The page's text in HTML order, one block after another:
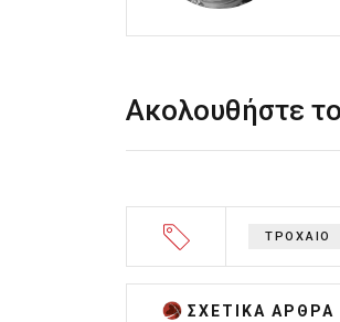
Ακολουθήστε
ΤΡΟΧΑΙΟ
ΣΧΕΤΙΚA AΡΘΡΑ